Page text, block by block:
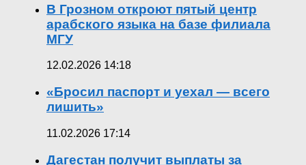
В Грозном откроют пятый центр
арабского языка на базе филиала
МГУ
12.02.2026 14:18
«Бросил паспорт и уехал — всего
лишить»
11.02.2026 17:14
Дагестан получит выплаты за